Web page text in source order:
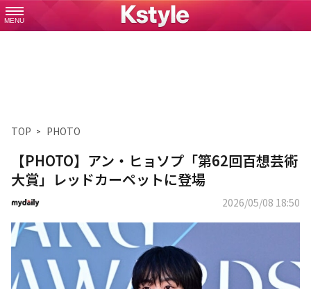
MENU
TOP PHOTO
【PHOTO】アン・ヒョソプ「第62回百想芸術
大賞」レッドカーペットに登場
2026/05/08 18:50